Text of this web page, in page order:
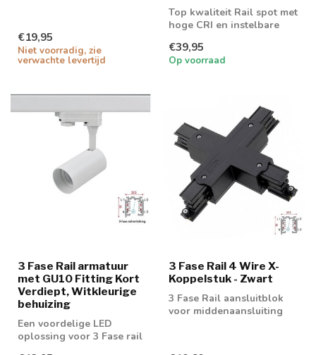
€19,95
Niet voorradig, zie
verwachte levertijd
Top kwaliteit Rail spot met
hoge CRI en instelbare
€39,95
Op voorraad
3 Fase Rail armatuur
met GU10 Fitting Kort
Verdiept, Witkleurige
behuizing
Een voordelige LED
oplossing voor 3 Fase rail
3 Fase Rail 4 Wire X-
Koppelstuk - Zwart
3 Fase Rail aansluitblok
voor middenaansluiting